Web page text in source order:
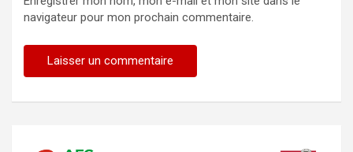
navigateur pour mon prochain commentaire.